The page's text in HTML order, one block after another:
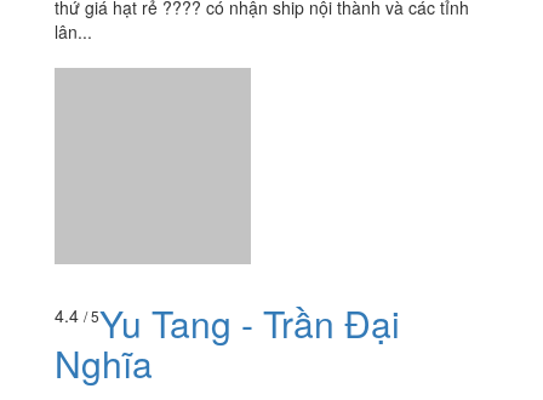
Hà Nội
chuẩn, là trân châu đường đen nhưng shop lấy tên khác
Nhân viên phục vụ rất nhiệt tình Mình hay order trà sữa
trân châu...